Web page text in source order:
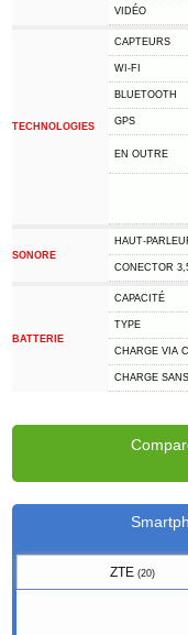
VIDÉO
TECHNOLOGIES
CAPTEURS
WI-FI
BLUETOOTH
GPS
EN OUTRE
SONORE
HAUT-
CONECTOR
BATTERIE
CAPACITÉ
TYPE
CHARGE VIA
CHARGE
ZTE (20)